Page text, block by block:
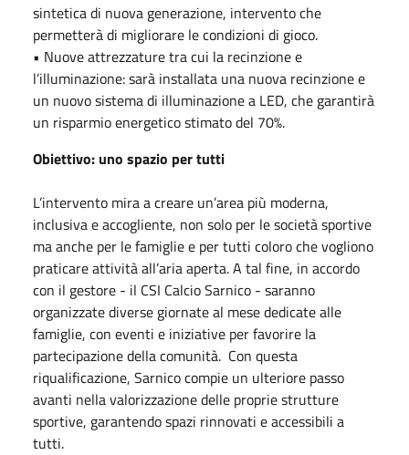
sintetica di nuova generazione, intervento che
permetterà di migliorare le condizioni di gioco.
• Nuove attrezzature tra cui la recinzione e
l’illuminazione: sarà installata una nuova recinzione e
un nuovo sistema di illuminazione a LED, che garantirà
un risparmio energetico stimato del 70%.
Obiettivo: uno spazio per tutti
L’intervento mira a creare un’area più moderna,
inclusiva e accogliente, non solo per le società sportive
ma anche per le famiglie e per tutti coloro che vogliono
praticare attività all’aria aperta. A tal fine, in accordo
con il gestore - il CSI Calcio Sarnico - saranno
organizzate diverse giornate al mese dedicate alle
famiglie, con eventi e iniziative per favorire la
partecipazione della comunità. Con questa
riqualificazione, Sarnico compie un ulteriore passo
avanti nella valorizzazione delle proprie strutture
sportive, garantendo spazi rinnovati e accessibili a
tutti.